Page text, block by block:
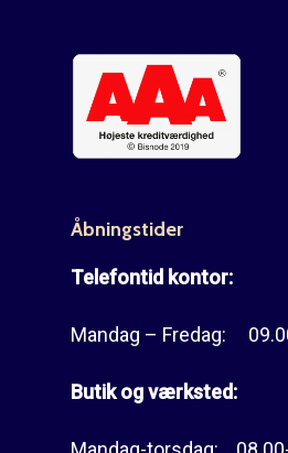
Åbningstider
Telefontid kontor:
Mandag – Fredag:
Butik og værksted: